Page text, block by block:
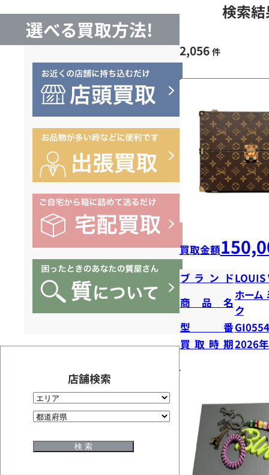
選べる買取方法!
店舗検索
検索
2,056 件
買取金額
ブランドLOUIS
商品名
ホーム
ク
型番GI0554
買取時期2026